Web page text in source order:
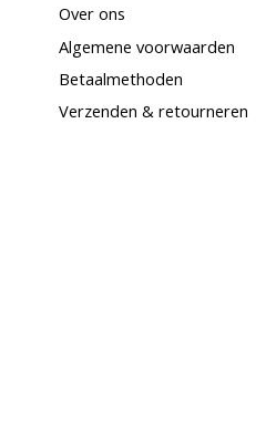
Over ons
Algemene voorwaarden
Betaalmethoden
Verzenden & retourneren